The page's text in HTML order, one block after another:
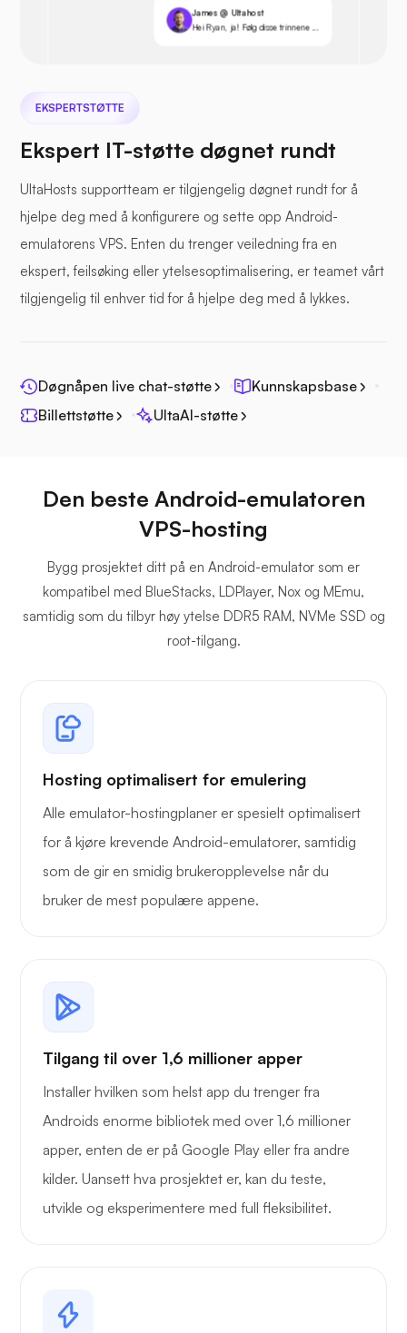
James @ Ultahost
Hei Ryan, ja! Følg disse trinnene ...
EKSPERTSTØTTE
Ekspert IT-støtte døgnet rundt
UltaHosts supportteam er tilgjengelig døgnet rundt for å
hjelpe deg med å konfigurere og sette opp Android-
emulatorens VPS. Enten du trenger veiledning fra en
ekspert, feilsøking eller ytelsesoptimalisering, er teamet vårt
tilgjengelig til enhver tid for å hjelpe deg med å lykkes.
Døgnåpen live chat-støtte
Kunnskapsbase
Billettstøtte
UltaAI-støtte
Den beste Android-emulatoren
VPS-hosting
Bygg prosjektet ditt på en Android-emulator som er
kompatibel med BlueStacks, LDPlayer, Nox og MEmu,
samtidig som du tilbyr høy ytelse DDR5 RAM, NVMe SSD og
root-tilgang.
Hosting optimalisert for emulering
Alle emulator-hostingplaner er spesielt optimalisert
for å kjøre krevende Android-emulatorer, samtidig
som de gir en smidig brukeropplevelse når du
bruker de mest populære appene.
Tilgang til over 1,6 millioner apper
Installer hvilken som helst app du trenger fra
Androids enorme bibliotek med over 1,6 millioner
apper, enten de er på Google Play eller fra andre
kilder. Uansett hva prosjektet er, kan du teste,
utvikle og eksperimentere med full fleksibilitet.